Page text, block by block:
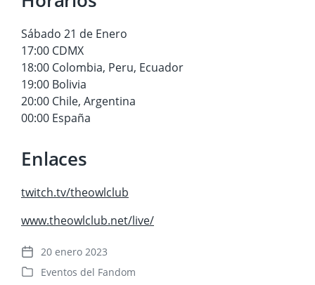
Sábado 21 de Enero
17:00 CDMX
18:00 Colombia, Peru, Ecuador
19:00 Bolivia
20:00 Chile, Argentina
00:00 España
Enlaces
twitch.tv/theowlclub
www.theowlclub.net/live/
F
e
20 enero 2023
P
Eventos del Fandom